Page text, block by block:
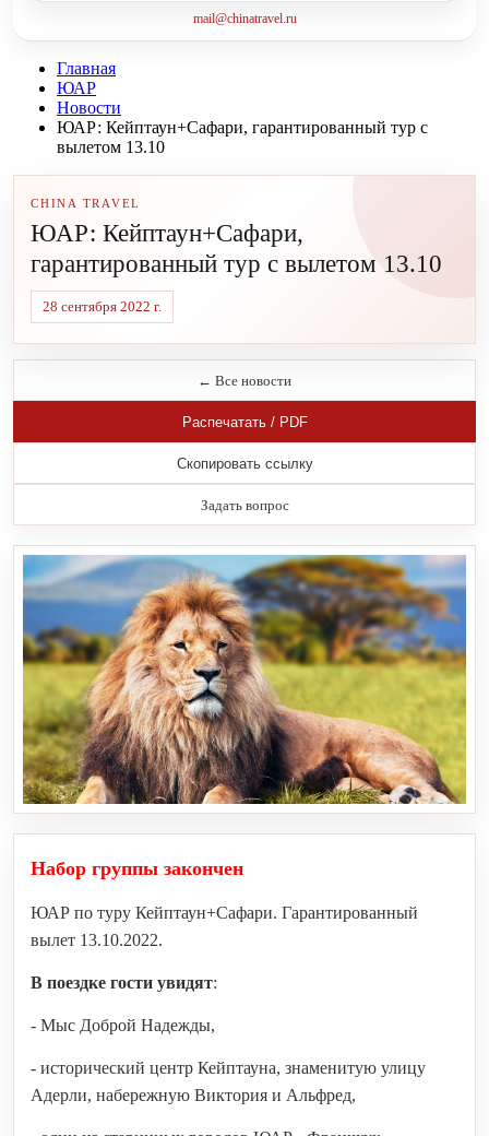
mail@chinatravel.ru
Главная
ЮАР
Новости
ЮАР: Кейптаун+Сафари, гарантированный тур с
вылетом 13.10
CHINA TRAVEL
ЮАР: Кейптаун+Сафари,
гарантированный тур с вылетом 13.10
28 сентября 2022 г.
← Все новости
Распечатать / PDF
Скопировать ссылку
Задать вопрос
Набор группы закончен
ЮАР по туру Кейптаун+Сафари. Гарантированный
вылет 13.10.2022.
В поездке гости увидят:
- Мыс Доброй Надежды,
- исторический центр Кейптауна, знаменитую улицу
Адерли, набережную Виктория и Альфред,